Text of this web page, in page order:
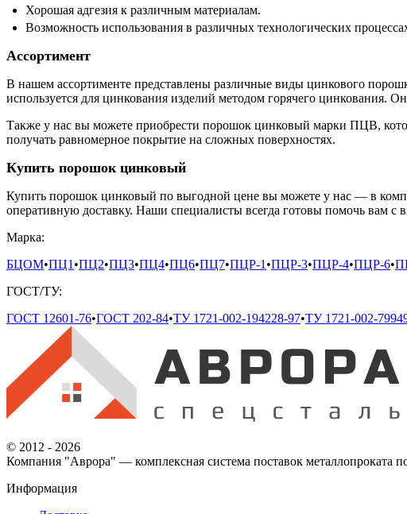
Хорошая адгезия к различным материалам.
Возможность использования в различных технологических
Ассортимент
В нашем ассортименте представлены различные виды цинкового
используется для цинкования изделий методом горячего цинкования.
Также у нас вы можете приобрести порошок цинковый марки ПЦВ,
получать равномерное покрытие на сложных поверхностях.
Купить порошок цинковый
Купить порошок цинковый по выгодной цене вы можете у нас — в
оперативную доставку. Наши специалисты всегда готовы помочь вам с
Марка:
БЦОМ•ПЦ1 •ПЦ2•ПЦ3•ПЦ4•ПЦ6•ПЦ7•ПЦР-1 •ПЦР-3•ПЦР-4•ПЦР-6•
ГОСТ/ТУ:
ГОСТ 12601-76•ГОСТ 202-84•ТУ 1721-002-194228-97•ТУ 1721-002-
© 2012 - 2026
Компания "Аврора" — комплексная система поставок металлопроката
Информация